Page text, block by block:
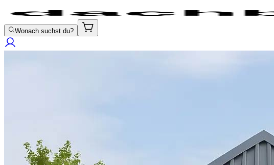
Wonach suchst du?